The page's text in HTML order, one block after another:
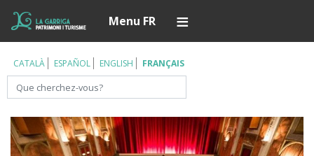
contenu
principal
Menu FR
CATALÀ ESPAÑOL ENGLISH FRANÇAIS
Rechercher